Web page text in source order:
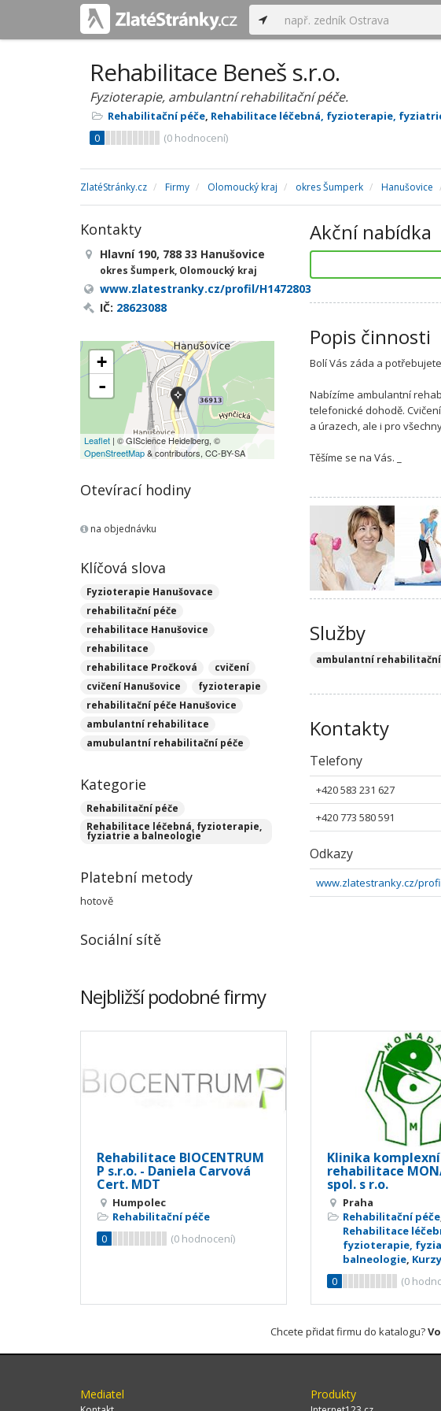
Rehabilitace Beneš s.r.o.
Fyzioterapie, ambulantní rehabilitační péče.
Rehabilitační péče, Rehabilitace léčebná, fyzioterapie,
0
(0 hodnocení)
ZlatéStránky.cz Firmy Olomoucký kraj okres Šumperk Hanušovice
Akční nabídka
Popis činnosti
Bolí Vás záda a
Nabízíme ambulantní
telefonické dohodě.
a úrazech, ale i pro
Těšíme se na Vás. _
Služby
ambulantní rehabilitační
Kontakty
Telefony
+420 583 231 627
+420 773 580 591
Odkazy
www.zlatestranky.cz/
Kontakty
Hlavní 190, 788 33 Hanušovice
okres Šumperk, Olomoucký kraj
www.zlatestranky.cz/profil/H1472803
IČ: 28623088
+
-
Leaflet | © GIScience Heidelberg, ©
OpenStreetMap& contributors, CC-BY-SA
Otevírací hodiny
na objednávku
Klíčová slova
Fyzioterapie Hanušovace
rehabilitační péče
rehabilitace Hanušovice
rehabilitace
rehabilitace Pročková
cvičení
cvičení Hanušovice
fyzioterapie
rehabilitační péče Hanušovice
ambulantní rehabilitace
amubulantní rehabilitační péče
Kategorie
Rehabilitační péče
Rehabilitace léčebná, fyzioterapie,
fyziatrie a balneologie
Platební metody
hotově
Sociální sítě
Nejbližší podobné firmy
Rehabilitace BIOCENTRUM
P s.r.o. - Daniela Carvová
Cert. MDT
Humpolec
Rehabilitační péče
0
(0 hodnocení)
Klinika komplexní
rehabilitace
spol. s r.o.
Praha
Rehabilitační péče
Rehabilitace
fyzioterapie,
balneologie,
0
(0
Chcete přidat firmu do katalogu?
Mediatel Produkty